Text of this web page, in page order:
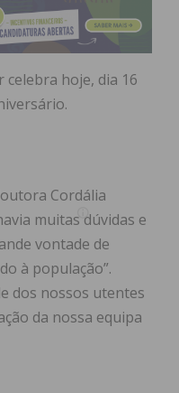
celebra hoje, dia 16
Cordália
muitas dúvidas e
vontade de
à população”.
dos nossos utentes
da nossa equipa